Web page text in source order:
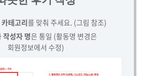
카테고리를 맞춰 주세요. (그림 참조)
작성자 명은 통일 (활동명 변경은
회원정보에서 수정)